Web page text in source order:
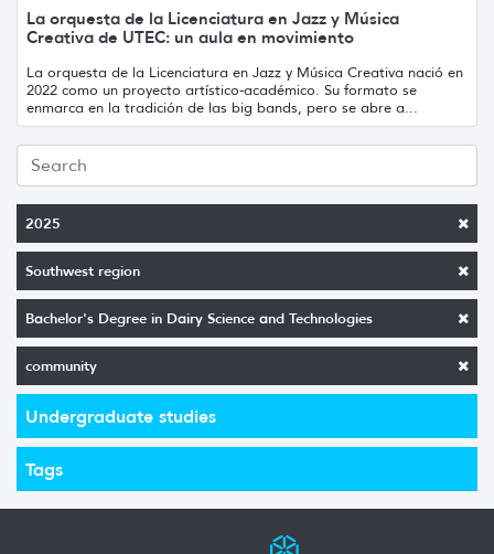
2025
Southwest region
Bachelor's Degree in Dairy Science and Technologies
community
Undergraduate studies
Tags
La orquesta de la Licenciatura en Jazz y Música
Creativa de UTEC: un aula en movimiento
La orquesta de la Licenciatura en Jazz y Música Creativa nació en
2022 como un proyecto artístico-académico. Su formato se
enmarca en la tradición de las big bands, pero se abre a...